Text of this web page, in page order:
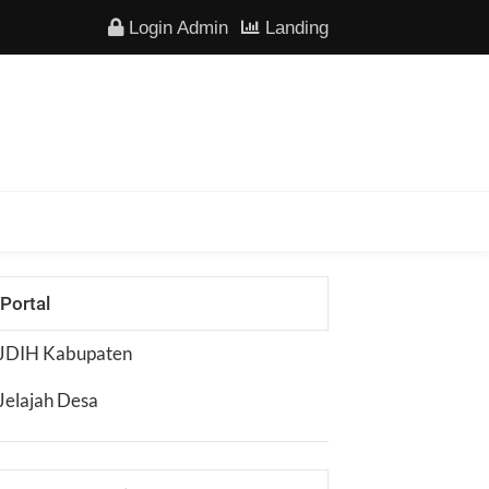
Login Admin Landing
Portal
Kabupaten
Desa